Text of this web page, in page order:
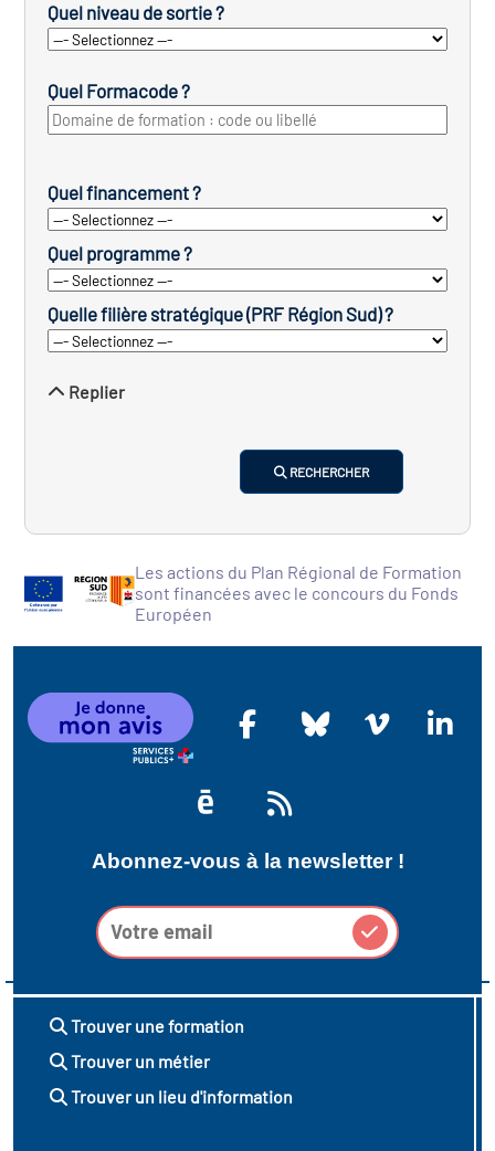
Quel niveau de sortie ?
Quel Formacode ?
Quel financement ?
Quel programme ?
Quelle filière stratégique (PRF Région Sud) ?
Replier
RECHERCHER
Les actions du Plan Régional de Formation
sont financées avec le concours du Fonds
Européen
Abonnez-vous à la newsletter !
Trouver une formation
Trouver un métier
Trouver un lieu d'information